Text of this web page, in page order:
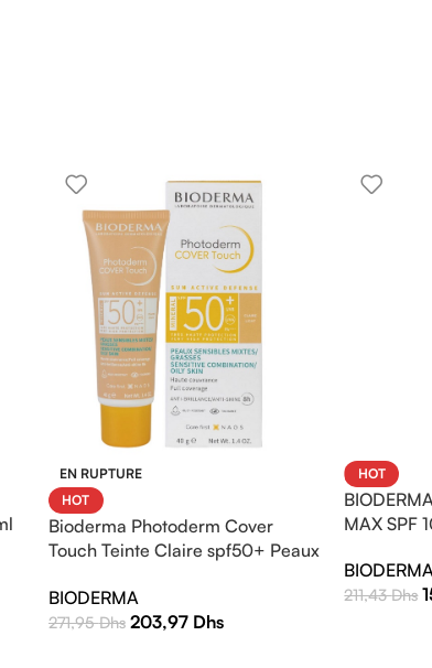
EN RUPTURE
HOT
Bioderma Photoderm Cover
Touch Teinte Claire spf50+ Peaux
BIODERMA
271,95Dhs 203,97 Dhs
HOT
MAX SPF
211,43Dhs